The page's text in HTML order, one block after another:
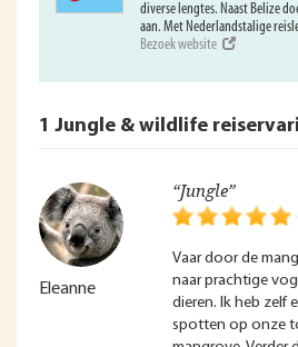
diverse lengtes. Naast Belize
aan. Met Nederlandstalige
Bezoek website
1 Jungle & wildlife
Eleanne
“Jungle”
Vaar door de
naar prachtige
dieren. Ik heb zelf
spotten op onze